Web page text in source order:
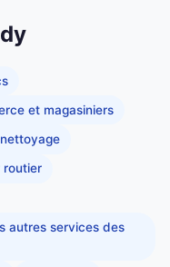
et magasiniers
routier
autres services des